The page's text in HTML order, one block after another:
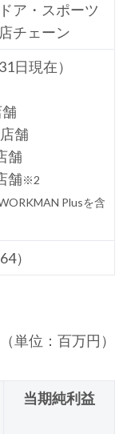
ア・スポーツ
チェーン
日現在）
舗
舗
舗※2
Plusを含
）
（単位：百万円）
当期純利益